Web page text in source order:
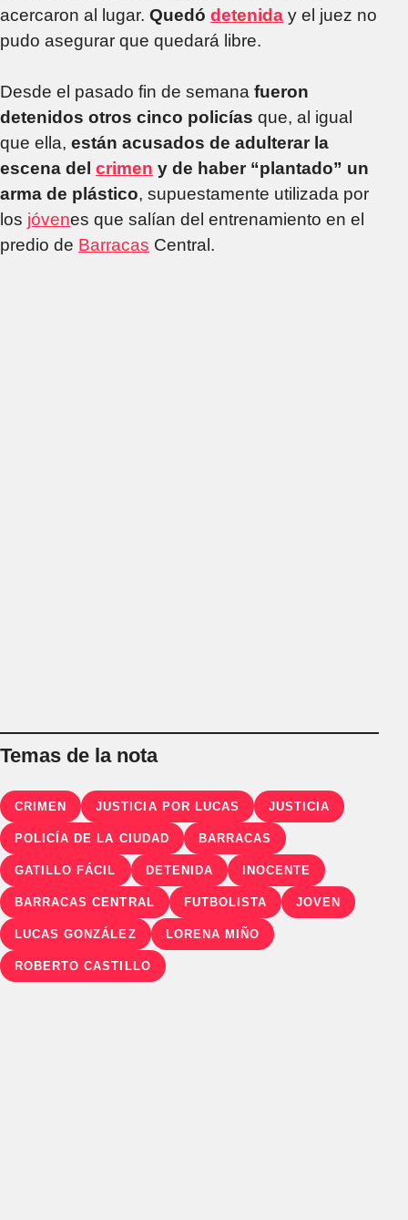
acercaron al lugar. Quedó detenida y el juez no
pudo asegurar que quedará libre.
Desde el pasado fin de semana fueron
detenidos otros cinco policías que, al igual
que ella, están acusados de adulterar la
escena del crimen y de haber “plantado” un
arma de plástico, supuestamente utilizada por
los jóvenes que salían del entrenamiento en el
predio de Barracas Central.
Temas de la nota
CRIMEN JUSTICIA POR LUCAS JUSTICIA
POLICÍA DE LA CIUDAD BARRACAS
GATILLO FÁCIL DETENIDA INOCENTE
BARRACAS CENTRAL FUTBOLISTA JOVEN
LUCAS GONZÁLEZ LORENA MIÑO
ROBERTO CASTILLO